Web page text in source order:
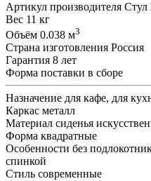
Артикул производителя Стул
Вес 11 кг
Объём 0.038 м3
Страна изготовления Россия
Гарантия 8 лет
Форма поставки в сборе
Назначение для кафе, для
Каркас металл
Материал сиденья
Форма квадратные
Особенности без
спинкой
Стиль современные